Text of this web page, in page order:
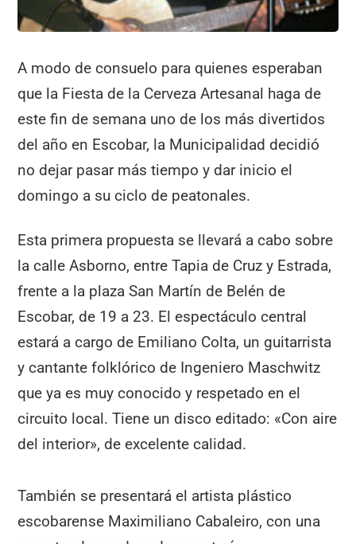
A modo de consuelo para quienes esperaban
que la Fiesta de la Cerveza Artesanal haga de
este fin de semana uno de los más divertidos
del año en Escobar, la Municipalidad decidió
no dejar pasar más tiempo y dar inicio el
domingo a su ciclo de peatonales.
Esta primera propuesta se llevará a cabo sobre
la calle Asborno, entre Tapia de Cruz y Estrada,
frente a la plaza San Martín de Belén de
Escobar, de 19 a 23. El espectáculo central
estará a cargo de Emiliano Colta, un guitarrista
y cantante folklórico de Ingeniero Maschwitz
que ya es muy conocido y respetado en el
circuito local. Tiene un disco editado: «Con aire
del interior», de excelente calidad.
También se presentará el artista plástico
escobarense Maximiliano Cabaleiro, con una